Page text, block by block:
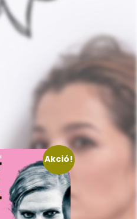
Akció!